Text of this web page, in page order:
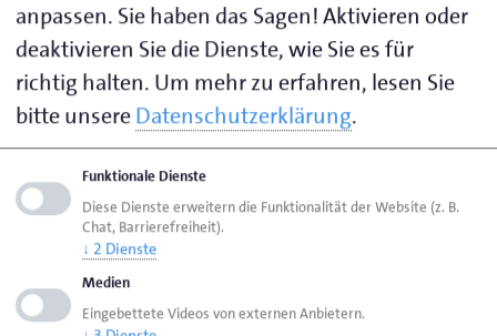
Persönliche und betriebliche
Weiterentwicklung – vom Erfahrungsaustausch
bis zur Führungskompetenz
Was du mitbringst:
Lust auf Austausch. Mehr nicht.
Keine Beiträge. Keine Anwesenheitspflicht.
Keine Hürden.
anpassen. Sie haben das Sagen! Aktivieren oder
deaktivieren Sie die Dienste, wie Sie es für
richtig halten. Um mehr zu erfahren, lesen Sie
bitte unsereDatenschutzerklärung.
Funktionale Dienste
Diese Dienste erweitern die Funktionalität der Website (z. B.
Chat, Barrierefreiheit).
↓ 2 Dienste
Medien
Eingebettete Videos von externen Anbietern.